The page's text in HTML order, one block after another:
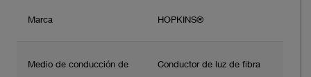
Marca HOPKINS®
Medio de conducción de
Conductor de luz de fibra